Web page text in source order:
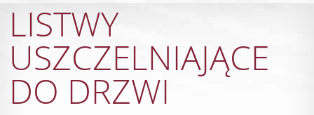
LISTWY
USZCZELNIAJĄCE
DO DRZWI